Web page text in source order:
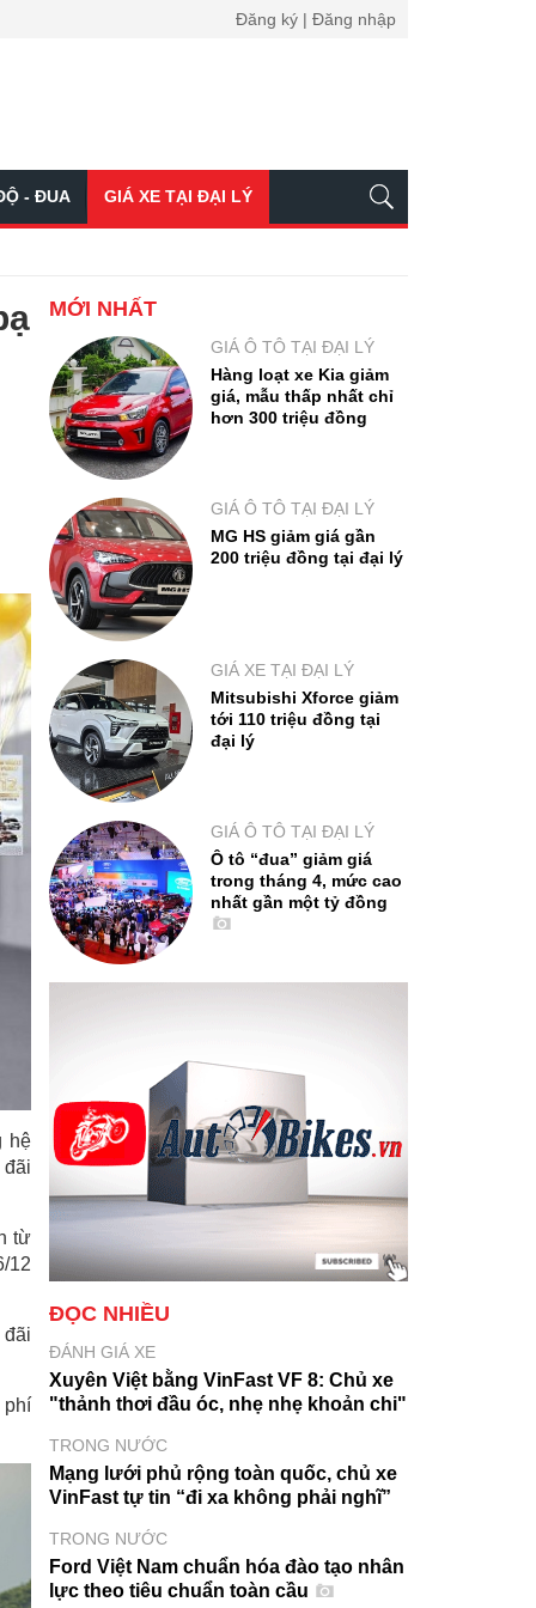
Đăng ký | Đăng nhập
- ĐUA GIÁ XE TẠI ĐẠI LÝ
hệ
từ
12
đãi
phí
MỚI NHẤT
GIÁ Ô TÔ TẠI ĐẠI LÝ
Hàng loạt xe Kia giảm
giá, mẫu thấp nhất chỉ
hơn 300 triệu đồng
GIÁ Ô TÔ TẠI ĐẠI LÝ
MG HS giảm giá gần
200 triệu đồng tại đại lý
GIÁ XE TẠI ĐẠI LÝ
Mitsubishi Xforce giảm
tới 110 triệu đồng tại
đại lý
GIÁ Ô TÔ TẠI ĐẠI LÝ
Ô tô “đua” giảm giá
trong tháng 4, mức cao
nhất gần một tỷ đồng
ĐỌC NHIỀU
ĐÁNH GIÁ XE
Xuyên Việt bằng VinFast VF 8: Chủ xe
"thảnh thơi đầu óc, nhẹ nhẹ khoản chi"
TRONG NƯỚC
Mạng lưới phủ rộng toàn quốc, chủ xe
VinFast tự tin “đi xa không phải nghĩ”
TRONG NƯỚC
Ford Việt Nam chuẩn hóa đào tạo nhân
lực theo tiêu chuẩn toàn cầu